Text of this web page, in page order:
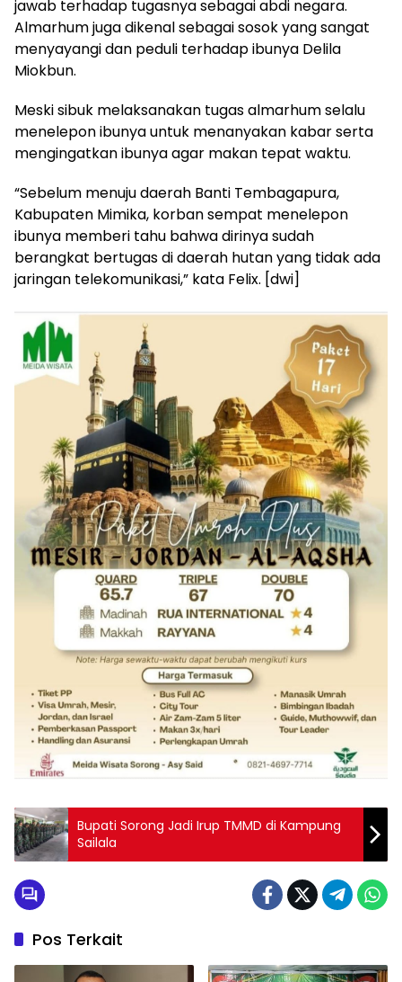
jawab terhadap tugasnya sebagai abdi negara.
Almarhum juga dikenal sebagai sosok yang sangat
menyayangi dan peduli terhadap ibunya Delila
Miokbun.
Meski sibuk melaksanakan tugas almarhum selalu
menelepon ibunya untuk menanyakan kabar serta
mengingatkan ibunya agar makan tepat waktu.
“Sebelum menuju daerah Banti Tembagapura,
Kabupaten Mimika, korban sempat menelepon
ibunya memberi tahu bahwa dirinya sudah
berangkat bertugas di daerah hutan yang tidak ada
jaringan telekomunikasi,” kata Felix. [dwi]
Bupati Sorong Jadi Irup TMMD di Kampung
Sailala
Pos Terkait